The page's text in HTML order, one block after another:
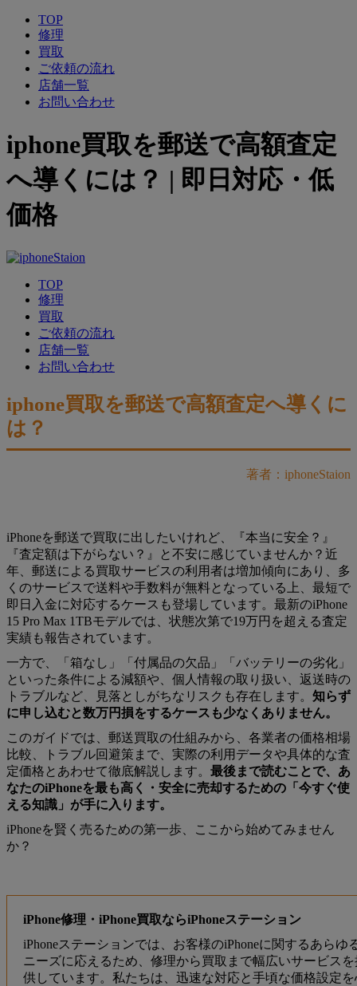
TOP
修理
買取
ご依頼の流れ
店舗一覧
お問い合わせ
iphone買取を郵送で高額査定
へ導くには？ | 即日対応・低
価格
TOP
修理
買取
ご依頼の流れ
店舗一覧
お問い合わせ
iphone買取を郵送で高額査定へ導くに
は？
著者：iphoneStaion
iPhoneを郵送で買取に出したいけれど、『本当に安全？』
『査定額は下がらない？』と不安に感じていませんか？近
年、郵送による買取サービスの利用者は増加傾向にあり、多
くのサービスで送料や手数料が無料となっている上、最短で
即日入金に対応するケースも登場しています。最新のiPhone
15 Pro Max 1TBモデルでは、状態次第で19万円を超える査定
実績も報告されています。
一方で、「箱なし」「付属品の欠品」「バッテリーの劣化」
といった条件による減額や、個人情報の取り扱い、返送時の
トラブルなど、見落としがちなリスクも存在します。 知らず
に申し込むと数万円損をするケースも少なくありません。
このガイドでは、郵送買取の仕組みから、各業者の価格相場
比較、トラブル回避策まで、実際の利用データや具体的な査
定価格とあわせて徹底解説します。 最後まで読むことで、あ
なたのiPhoneを最も高く・安全に売却するための「今すぐ使
える知識」が手に入ります。
iPhoneを賢く売るための第一歩、ここから始めてみません
か？
iPhone修理・iPhone買取ならiPhoneステーション
iPhoneステーションでは、お客様のiPhoneに関するあらゆ
ニーズに応えるため、修理から買取まで幅広いサービスを
供しています。私たちは、迅速な対応と手頃な価格設定を